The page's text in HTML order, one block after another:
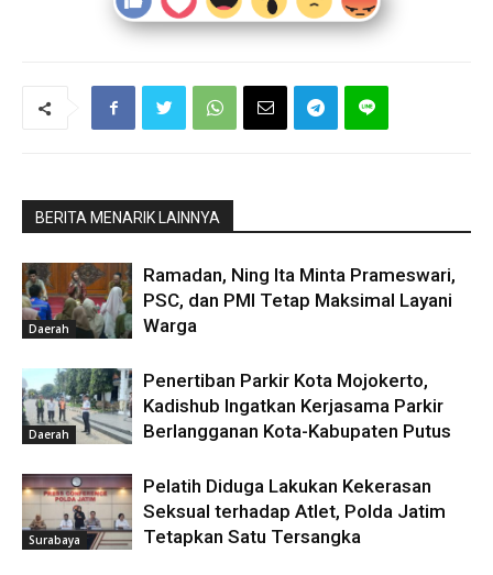
BERITA MENARIK LAINNYA
Daerah
Ramadan, Ning Ita Minta Prameswari,
PSC, dan PMI Tetap Maksimal Layani
Warga
Daerah
Penertiban Parkir Kota Mojokerto,
Kadishub Ingatkan Kerjasama Parkir
Berlangganan Kota-Kabupaten Putus
Surabaya
Pelatih Diduga Lakukan Kekerasan
Seksual terhadap Atlet, Polda Jatim
Tetapkan Satu Tersangka